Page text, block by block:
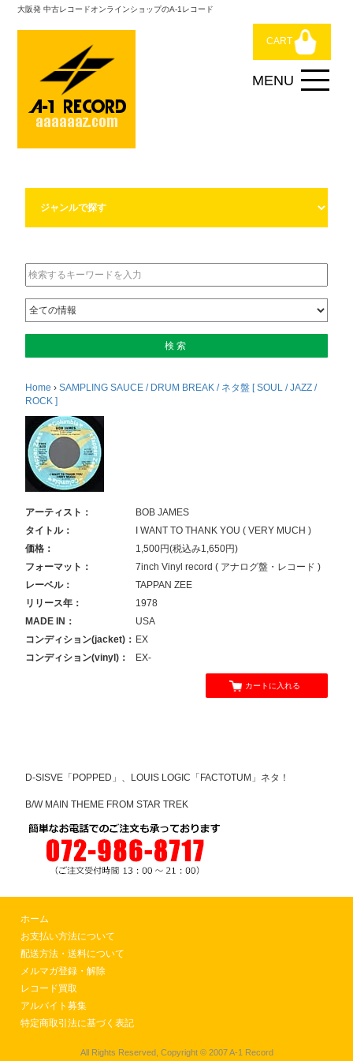
大阪発 中古レコードオンラインショップのA-1レコード
CART
Home ›SAMPLING SAUCE / DRUM BREAK / ネタ盤 [ SOUL / JAZZ /
ROCK ]
アーティスト：
BOB JAMES
タイトル：
I WANT TO THANK YOU ( VERY MUCH )
価格：
1,500円(税込み1,650円)
フォーマット：
7inch Vinyl record ( アナログ盤・レコード )
レーベル：
TAPPAN ZEE
リリース年：
1978
MADE IN：
USA
コンディション(jacket)： EX
コンディション(vinyl)：
EX-
カートに入れる
D-SISVE「POPPED」、LOUIS LOGIC「FACTOTUM」ネタ！
B/W MAIN THEME FROM STAR TREK
ホーム
お支払い方法について
配送方法・送料について
メルマガ登録・解除
レコード買取
アルバイト募集
特定商取引法に基づく表記
All Rights Reserved, Copyright © 2007 A-1 Record